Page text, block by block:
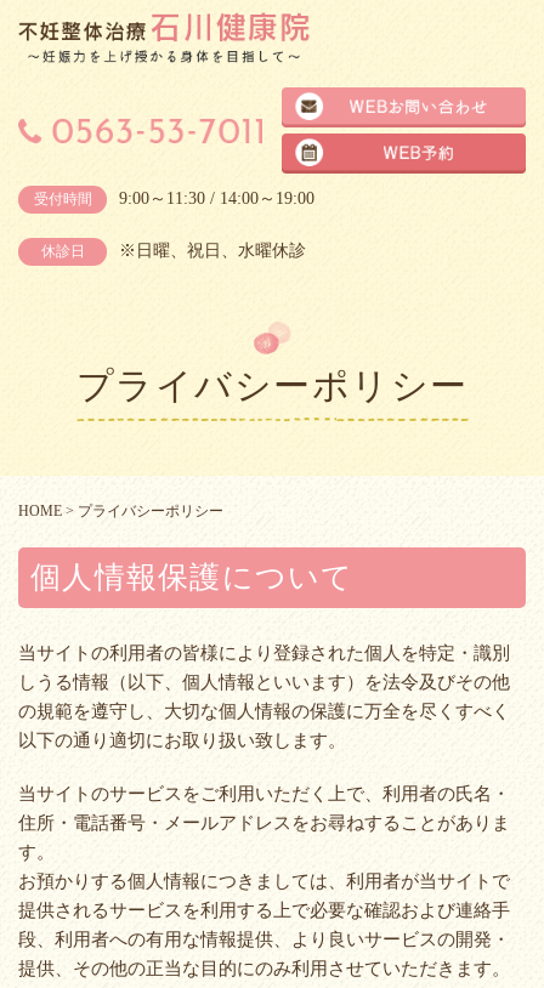
受付時間 9:00～11:30 / 14:00～19:00
休診日 ※日曜、祝日、水曜休診
プライバシーポリシー
HOME > プライバシーポリシー
個人情報保護について
当サイトの利用者の皆様により登録された個人を特定・識別
しうる情報（以下、個人情報といいます）を法令及びその他
の規範を遵守し、大切な個人情報の保護に万全を尽くすべく
以下の通り適切にお取り扱い致します。
当サイトのサービスをご利用いただく上で、利用者の氏名・
住所・電話番号・メールアドレスをお尋ねすることがありま
す。
お預かりする個人情報につきましては、利用者が当サイトで
提供されるサービスを利用する上で必要な確認および連絡手
段、利用者への有用な情報提供、より良いサービスの開発・
提供、その他の正当な目的にのみ利用させていただきます。